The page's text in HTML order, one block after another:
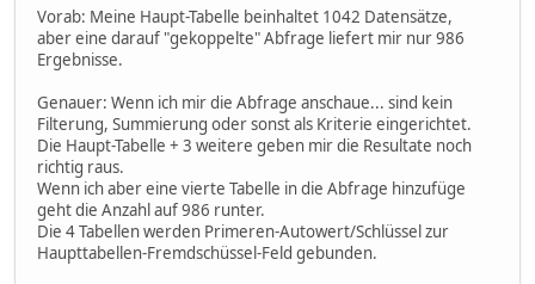
Vorab: Meine Haupt-Tabelle beinhaltet 1042 Datensätze,
aber eine darauf "gekoppelte" Abfrage liefert mir nur 986
Ergebnisse.
Genauer: Wenn ich mir die Abfrage anschaue... sind kein
Filterung, Summierung oder sonst als Kriterie eingerichtet.
Die Haupt-Tabelle + 3 weitere geben mir die Resultate noch
richtig raus.
Wenn ich aber eine vierte Tabelle in die Abfrage hinzufüge
geht die Anzahl auf 986 runter.
Die 4 Tabellen werden Primeren-Autowert/Schlüssel zur
Haupttabellen-Fremdschüssel-Feld gebunden.